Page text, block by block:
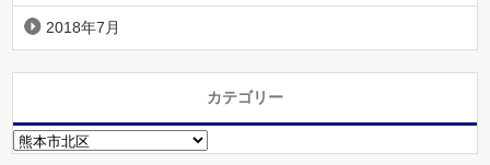
2018年7月
カテゴリー
カ